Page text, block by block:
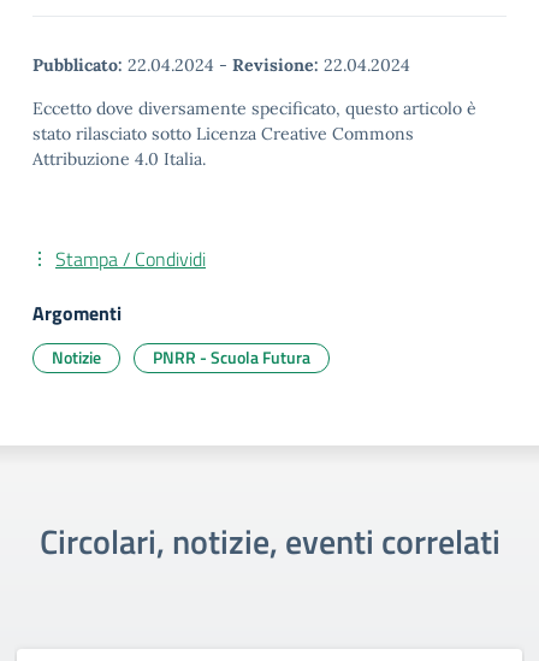
Pubblicato: 22.04.2024 - Revisione: 22.04.2024
Eccetto dove diversamente specificato, questo articolo è
stato rilasciato sotto Licenza Creative Commons
Attribuzione 4.0 Italia.
Stampa / Condividi
Argomenti
Notizie PNRR - Scuola Futura
Circolari, notizie, eventi correlati